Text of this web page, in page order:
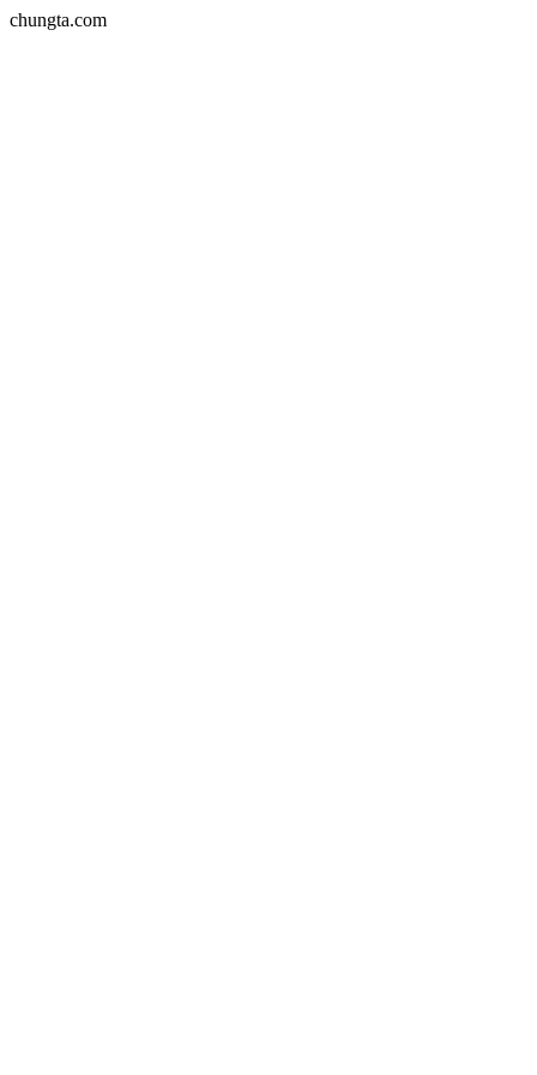
chungta.com